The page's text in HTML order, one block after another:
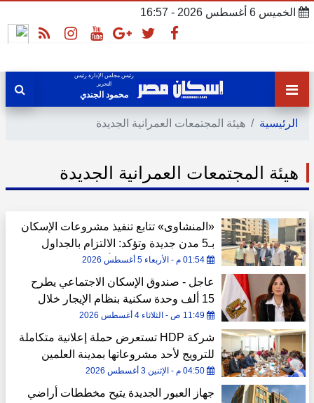
الخميس 6 أغسطس 2026 - 16:57
رئيس مجلس الإدارة رئيس
التحرير
محمود الجندي
الرئيسية هيئة المجتمعات العمرانية الجديدة
هيئة المجتمعات العمرانية الجديدة
«المنشاوى» تتابع تنفيذ مشروعات الإسكان
بـ5 مدن جديدة وتؤكد: الالتزام بالجداول
الزمنية ومعايير الجودة أولوية
01:54 م - الأربعاء 5 أغسطس 2026
عاجل - صندوق الإسكان الاجتماعي يطرح
15 ألف وحدة سكنية بنظام الإيجار خلال
شهر
11:49 ص - الثلاثاء 4 أغسطس 2026
شركة HDP تستعرض حملة إعلانية متكاملة
للترويج لأحد مشروعاتها بمدينة العلمين
الجديدة
04:50 م - الإثنين 3 أغسطس 2026
جهاز العبور الجديدة يتيح مخططات أراضي